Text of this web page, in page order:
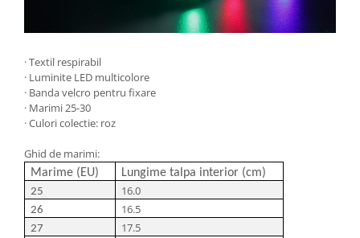
· Textil respirabil
· Luminite LED multicolore
· Banda velcro pentru fixare
· Marimi 25-30
· Culori colectie: roz
Ghid de marimi:
Marime (EU) Lungime talpa interior (cm)
25 16.0
26 16.5
27 17.5